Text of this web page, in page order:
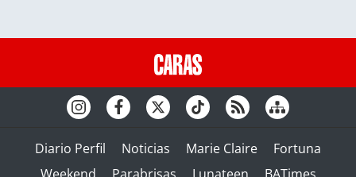
Diario Perfil Noticias Marie Claire
Fortuna